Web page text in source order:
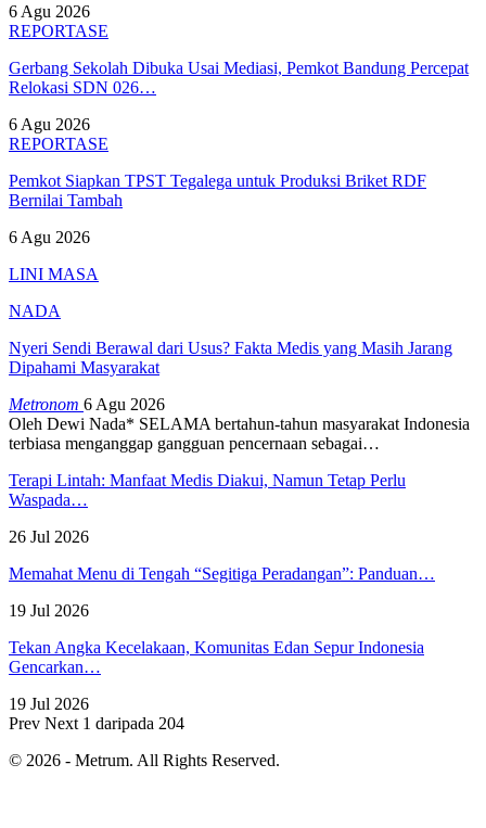
6 Agu 2026
REPORTASE
Gerbang Sekolah Dibuka Usai Mediasi, Pemkot Bandung Percepat
Relokasi SDN 026…
6 Agu 2026
REPORTASE
Pemkot Siapkan TPST Tegalega untuk Produksi Briket RDF
Bernilai Tambah
6 Agu 2026
LINI MASA
NADA
Nyeri Sendi Berawal dari Usus? Fakta Medis yang Masih Jarang
Dipahami Masyarakat
Metronom 6 Agu 2026
Oleh Dewi Nada* SELAMA bertahun-tahun masyarakat Indonesia
terbiasa menganggap gangguan pencernaan sebagai…
Terapi Lintah: Manfaat Medis Diakui, Namun Tetap Perlu
Waspada…
26 Jul 2026
Memahat Menu di Tengah “Segitiga Peradangan”: Panduan…
19 Jul 2026
Tekan Angka Kecelakaan, Komunitas Edan Sepur Indonesia
Gencarkan…
19 Jul 2026
Prev Next 1 daripada 204
© 2026 - Metrum. All Rights Reserved.